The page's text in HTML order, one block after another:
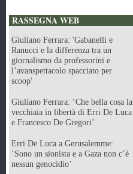
RASSEGNA WEB
Giuliano Ferrara: 'Gabanelli e
Ranucci e la differenza tra un
giornalismo da professorini e
l’avanspettacolo spacciato per
scoop'
Giuliano Ferrara: ‘Che bella cosa la
vecchiaia in libertà di Erri De Luca
e Francesco De Gregori’
Erri De Luca a Gerusalemme:
‘Sono un sionista e a Gaza non c’è
nessun genocidio’